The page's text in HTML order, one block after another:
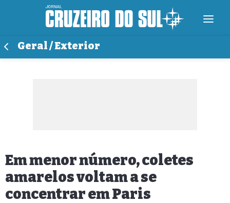
Geral / Exterior
Em menor número, coletes
amarelos voltam a se
concentrar em Paris